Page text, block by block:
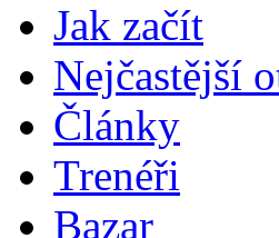
Jak začít
Nejčastější
Články
Trenéři
Bazar